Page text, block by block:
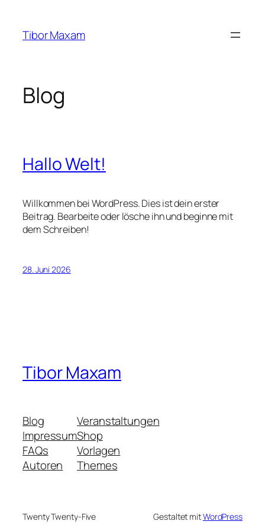
springen
Tibor Maxam
Blog
Hallo Welt!
Willkommen bei WordPress. Dies ist dein erster
Beitrag. Bearbeite oder lösche ihn und beginne mit
dem Schreiben!
28. Juni 2026
Tibor Maxam
Blog
Impressum
FAQs
Autoren
Veranstaltungen
Shop
Vorlagen
Themes
Twenty Twenty-Five Gestaltet mitWordPress